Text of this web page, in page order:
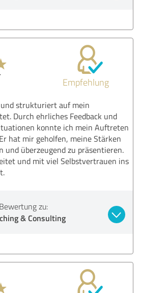
Empfehlung
strukturiert auf mein
Durch ehrliches Feedback und
konnte ich mein Auftreten
hat mir geholfen, meine Stärken
und überzeugend zu präsentieren.
und mit viel Selbstvertrauen ins
zu:
& Consulting